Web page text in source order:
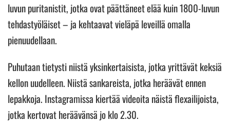
luvun puritanistit, jotka ovat päättäneet elää kuin 1800-luvun
tehdastyöläiset – ja kehtaavat vieläpä leveillä omalla
pienuudellaan.
Puhutaan tietysti niistä yksinkertaisista, jotka yrittävät keksiä
kellon uudelleen. Niistä sankareista, jotka heräävät ennen
lepakkoja. Instagramissa kiertää videoita näistä flexailijoista,
jotka kertovat heräävänsä jo klo 2.30.